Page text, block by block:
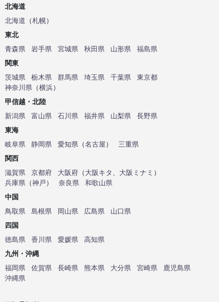
北海道
北海道 （札幌）
東北
青森県
岩手県 宮城県 秋田県 山形県
福島県
関東
茨城県
栃木県 群馬県 埼玉県 千葉県
東京都
神奈川県 （横浜）
甲信越・北陸
新潟県
富山県 石川県 福井県 山梨県
長野県
東海
岐阜県
静岡県 愛知県 （名古屋）
三重県
関西
滋賀県
京都府 大阪府 （大阪キタ 大阪ミナミ ）
兵庫県 （神戸） 奈良県
和歌山県
中国
鳥取県
島根県 岡山県 広島県
山口県
四国
徳島県
香川県 愛媛県
高知県
九州・沖縄
福岡県
佐賀県 長崎県 熊本県 大分県 宮崎県
鹿児島県
沖縄県